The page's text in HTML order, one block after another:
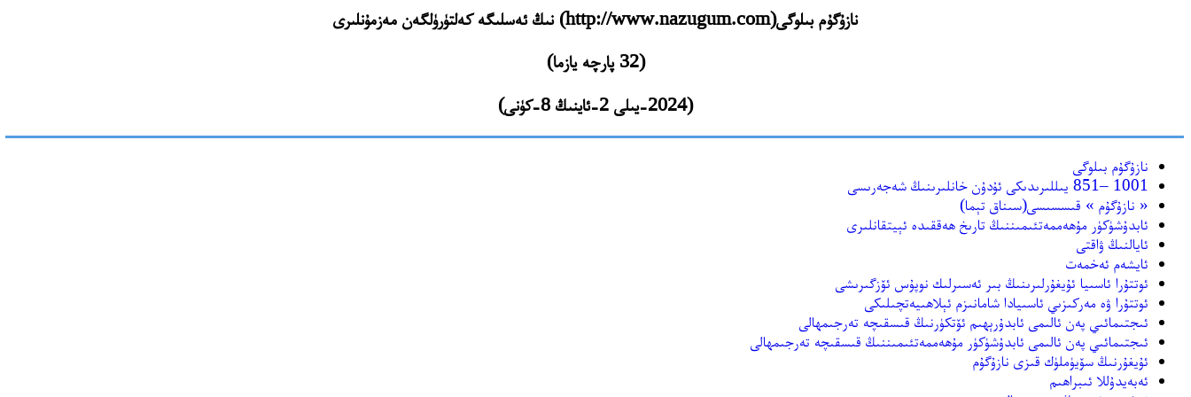
نازۇگۇم بىلوگى(http://www.nazugum.com) نىڭ ئەسلىگە كەلتۈرۈلگەن مەزمۇنلىرى
(32 پارچە يازما)
(2024-يىلى 2-ئاينىڭ 8-كۈنى)
نازۇگۇم بىلوگى
1001 –851 يىللىرىدىكى ئۇدۇن خانلىرىنىڭ شەجەرىسى
« نازۇگۇم » قىسسىسى(سىناق تېما)
ئابدۇشۈكۈر مۇھەممەتئىمىننىڭ تارىخ ھەققىدە ئېيتقانلىرى
ئايالنىڭ ۋاقتى
ئايشەم ئەخمەت
ئوتتۇرا ئاسىيا ئۇيغۇرلىرىنىڭ بىر ئەسىرلىك نوپۇس ئۆزگىرىشى
ئوتتۇرا ۋە مەركىزىي ئاسىيادا شامانىزم ئېلاھىيەتچىلىكى
ئىجتىمائىي پەن ئالىمى ئابدۇرېھىم ئۆتكۈرنىڭ قىسقىچە تەرجىمھالى
ئىجتىمائىي پەن ئالىمى ئابدۇشۈكۈر مۇھەممەتئىمىننىڭ قىسقىچە تەرجىمھالى
ئۇيغۇرنىڭ سۆيۈملۈك قىزى نازۇگۇم
ئەبەيدۇللا ئىبراھىم